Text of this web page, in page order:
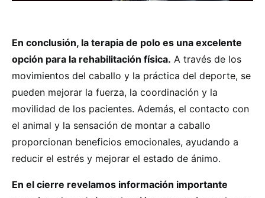
En conclusión, la terapia de polo es una excelente
opción para la rehabilitación física. A través de los
movimientos del caballo y la práctica del deporte, se
pueden mejorar la fuerza, la coordinación y la
movilidad de los pacientes. Además, el contacto con
el animal y la sensación de montar a caballo
proporcionan beneficios emocionales, ayudando a
reducir el estrés y mejorar el estado de ánimo.
En el cierre revelamos información importante